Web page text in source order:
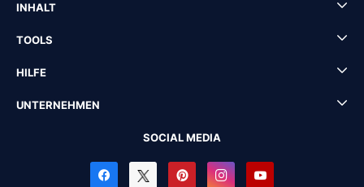
INHALT
TOOLS
HILFE
UNTERNEHMEN
SOCIAL MEDIA